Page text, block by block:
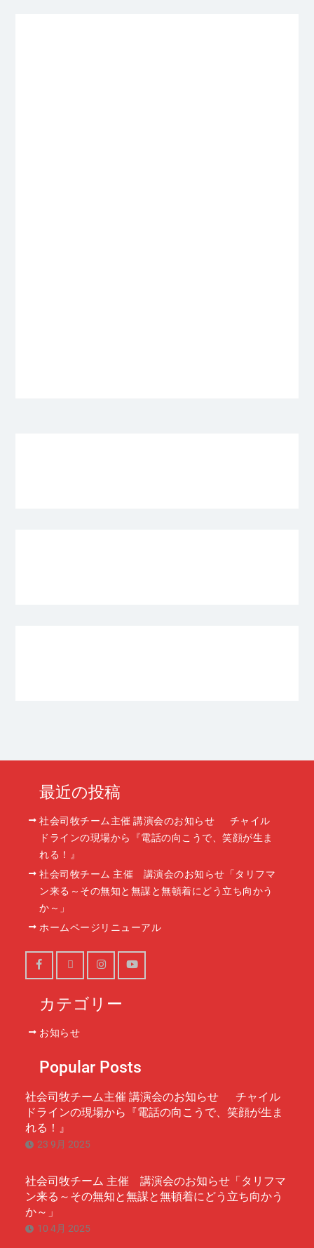
最近の投稿
社会司牧チーム主催 講演会のお知らせ チャイル
ドラインの現場から『電話の向こうで、笑顔が生ま
れる！』
社会司牧チーム 主催 講演会のお知らせ「タリフマ
ン来る～その無知と無謀と無頓着にどう立ち向かう
か～」
ホームページリニューアル
カテゴリー
お知らせ
Popular Posts
社会司牧チーム主催 講演会のお知らせ チャイル
ドラインの現場から『電話の向こうで、笑顔が生ま
れる！』
23 9月 2025
社会司牧チーム 主催 講演会のお知らせ「タリフマ
ン来る～その無知と無謀と無頓着にどう立ち向かう
か～」
10 4月 2025